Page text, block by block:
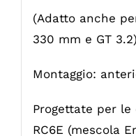
(Adatto anche
330 mm e GT 3.2)
Montaggio:
Progettate per
RC6E (mescola